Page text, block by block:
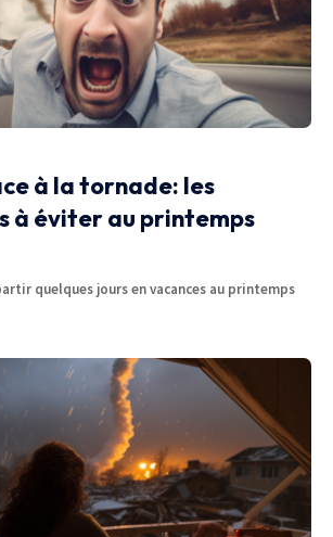
à la tornade: les
à éviter au printemps
quelques jours en vacances au printemps